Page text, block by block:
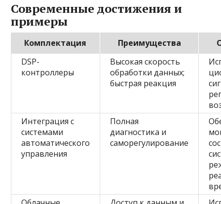
Современные достижения и
примеры
Комплектация Преимущества
DSP-
контроллеры
Высокая скорость
обработки данных;
быстрая реакция
Интеграция с
системами
автоматического
управления
Полная
диагностика и
саморегулирование